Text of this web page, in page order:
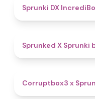
Sprunki DX
Sprunked X Sprunki
Corruptbox3 x